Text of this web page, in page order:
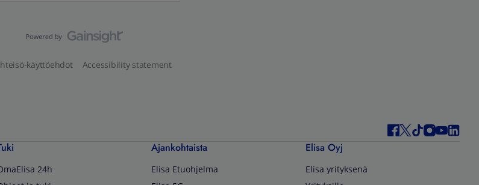
käyttöehdot Accessibility statement
24h
Ajankohtaista
Elisa Etuohjelma
Elisa Oyj
Elisa yrityksenä